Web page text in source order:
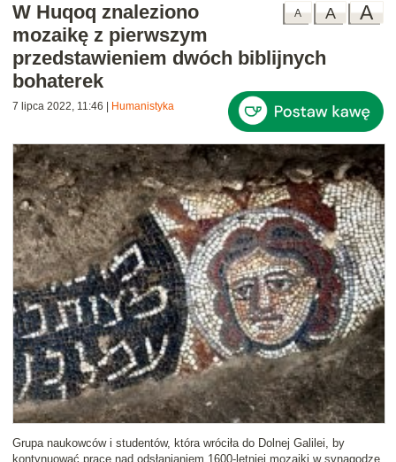
A
A
A
W Huqoq znaleziono
mozaikę z pierwszym
przedstawieniem dwóch biblijnych
bohaterek
7 lipca 2022, 11:46 Humanistyka
Grupa naukowców i studentów, która wróciła do Dolnej Galilei, by
kontynuować prace nad odsłanianiem 1600-letniej mozaiki w synagodze